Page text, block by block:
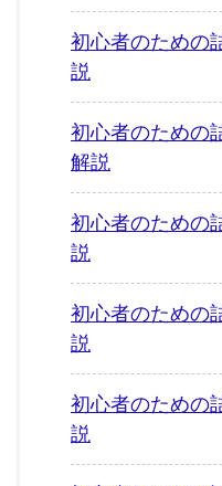
初心者のため
説
初心者のため
解説
初心者のため
説
初心者のため
説
初心者のため
説